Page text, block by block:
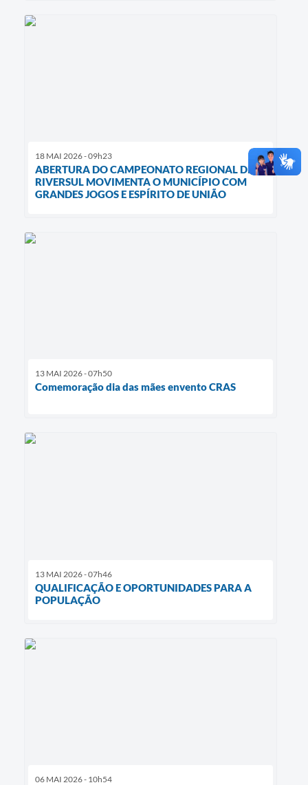
18 MAI 2026 - 09h23
ABERTURA DO CAMPEONATO REGIONAL DE
RIVERSUL MOVIMENTA O MUNICÍPIO COM
GRANDES JOGOS E ESPÍRITO DE UNIÃO
13 MAI 2026 - 07h50
Comemoração dia das mães envento CRAS
13 MAI 2026 - 07h46
QUALIFICAÇÃO E OPORTUNIDADES PARA A
POPULAÇÃO
06 MAI 2026 - 10h54